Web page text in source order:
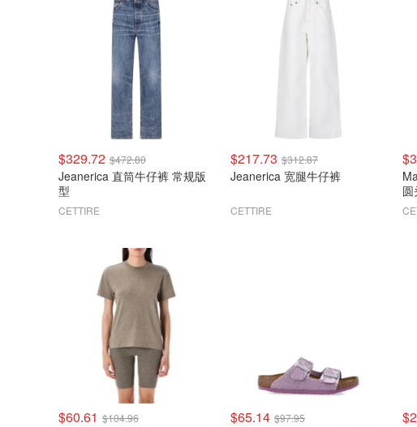
$329.72 $472.80
Jeanerica 直筒牛仔裤 常规版
型
CETTIRE
$217.73 $312.87
Jeanerica 宽腿牛仔裤
CETTIRE
$60.61 $104.96 $65.14 $97.95